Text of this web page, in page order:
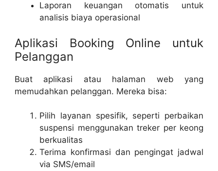
Laporan keuangan otomatis untuk
analisis biaya operasional
Aplikasi Booking Online untuk
Pelanggan
Buat aplikasi atau halaman web yang
memudahkan pelanggan. Mereka bisa:
Pilih layanan spesifik, seperti perbaikan
suspensi menggunakan treker per keong
berkualitas
Terima konfirmasi dan pengingat jadwal
via SMS/email